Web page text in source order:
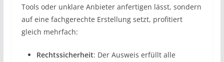
Tools oder unklare Anbieter anfertigen lässt, sondern
auf eine fachgerechte Erstellung setzt, profitiert
gleich mehrfach:
Rechtssicherheit: Der Ausweis erfüllt alle